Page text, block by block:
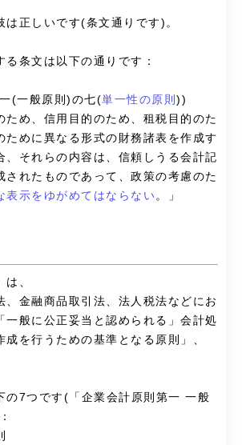
は正しいです(条文通りです)。
る条文は以下の通りです：
(一般原則)の七(単一性の原則 ))
ため、信用目的のため、租税目的のた
ために異なる形式の財務諸表を作成す
、それらの内容は、信頼しうる会計記
されたものであって、政策の考慮のた
表示をゆがめてはならない 。 」
は、
、金融商品取引法、法人税法などにお
一般に公正妥当と認められる」会計処
成を行うための基準 となる原則」、
の7つです(「企業会計原則第一 一般